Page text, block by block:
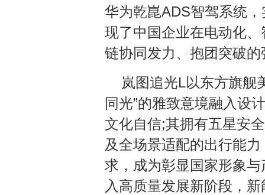
华为乾崑ADS智驾系统
现了中国企业在电动化
链协同发力、抱团突破
岚图追光L以东方旗舰
同光”的雅致意境融入设
文化自信;其拥有五星安
及全场景适配的出行能
求，成为彰显国家形象
入高质量发展新阶段，